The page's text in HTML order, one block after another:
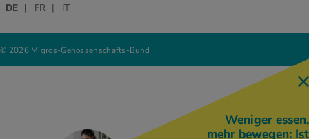
© 2026 Migros-Genossenschafts-Bund
DE FR IT
Weniger essen,
mehr bewegen: Ist